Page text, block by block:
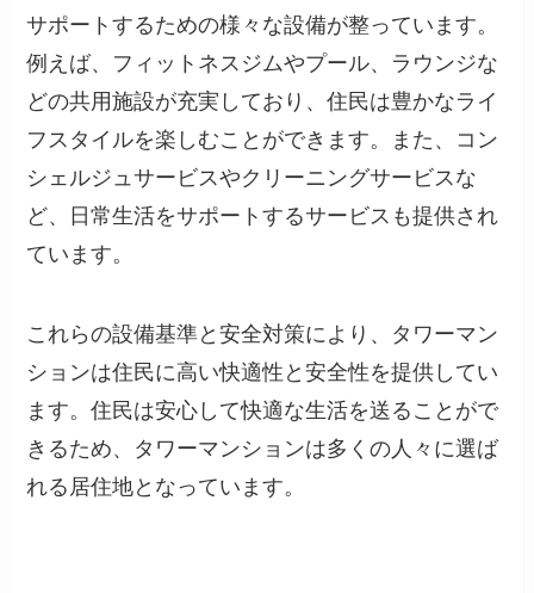
サポートするための様々な設備が整っています。
例えば、フィットネスジムやプール、ラウンジな
どの共用施設が充実しており、住民は豊かなライ
フスタイルを楽しむことができます。また、コン
シェルジュサービスやクリーニングサービスな
ど、日常生活をサポートするサービスも提供され
ています。
これらの設備基準と安全対策により、タワーマン
ションは住民に高い快適性と安全性を提供してい
ます。住民は安心して快適な生活を送ることがで
きるため、タワーマンションは多くの人々に選ば
れる居住地となっています。